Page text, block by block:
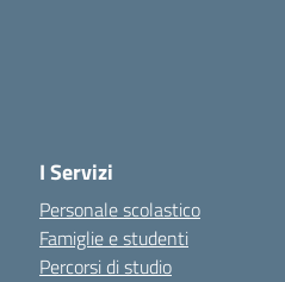
I Servizi
Personale scolastico
Famiglie e studenti
Percorsi di studio